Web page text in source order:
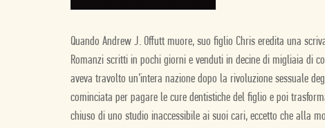
Quando Andrew J. Offutt muore, suo figlio Chris eredita una
Romanzi scritti in pochi giorni e venduti in decine di migliaia di
aveva travolto un’intera nazione dopo la rivoluzione sessuale
cominciata per pagare le cure dentistiche del figlio e poi
chiuso di uno studio inaccessibile ai suoi cari, eccetto che alla